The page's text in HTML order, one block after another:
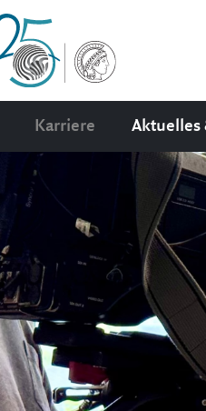
Karriere Aktuelles